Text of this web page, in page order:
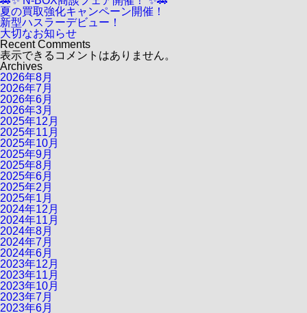
夏の買取強化キャンペーン開催！
新型ハスラーデビュー！
大切なお知らせ
Recent Comments
表示できるコメントはありません。
Archives
2026年8月
2026年7月
2026年6月
2026年3月
2025年12月
2025年11月
2025年10月
2025年9月
2025年8月
2025年6月
2025年2月
2025年1月
2024年12月
2024年11月
2024年8月
2024年7月
2024年6月
2023年12月
2023年11月
2023年10月
2023年7月
2023年6月